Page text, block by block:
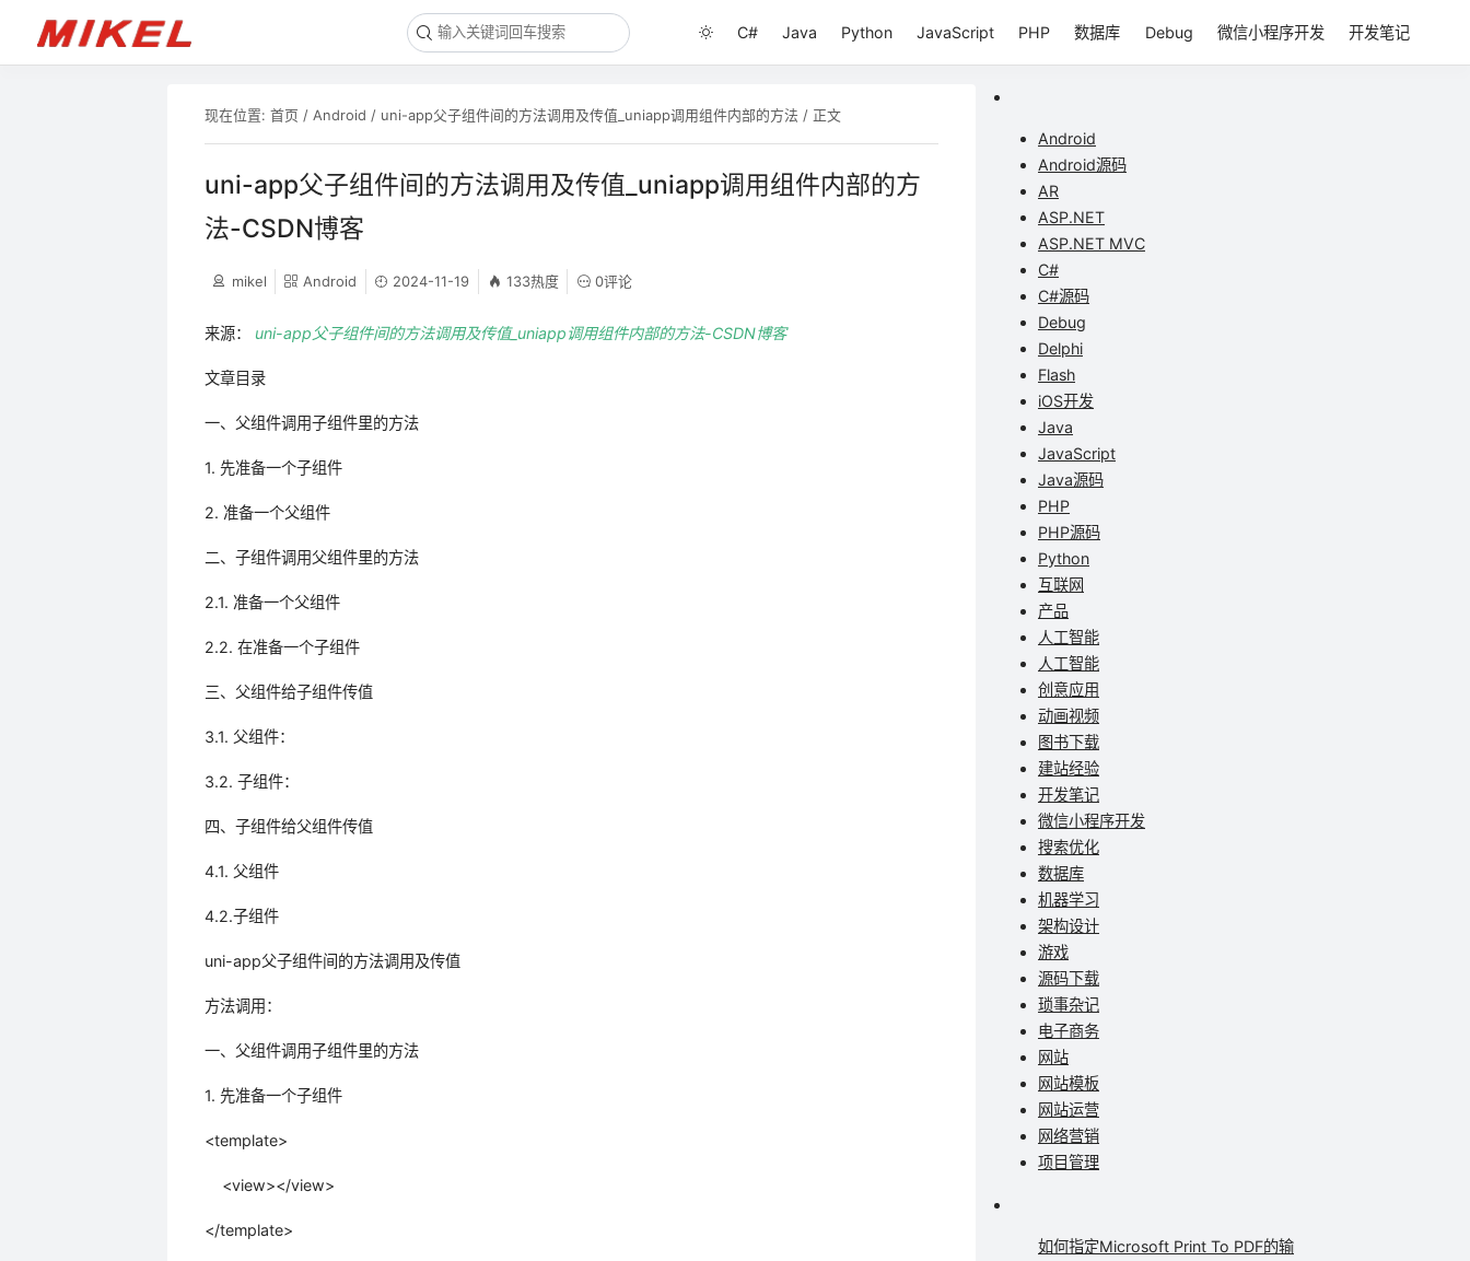
C# Java Python JavaScript PHP 数据库 Debug 微信小程序开发 开发笔记
现在位置: 首页 / Android / uni-app父子组件间的方法调用及传值_uniapp调用组件内部的方法 / 正文
uni-app父子组件间的方法调用及传值_uniapp调用组件内部的方
法-CSDN博客
mikel Android 2024-11-19 133热度 0评论
来源： uni-app父子组件间的方法调用及传值_uniapp调用组件内部的方法-CSDN博客
文章目录
一、父组件调用子组件里的方法
1. 先准备一个子组件
2. 准备一个父组件
二、子组件调用父组件里的方法
2.1. 准备一个父组件
2.2. 在准备一个子组件
三、父组件给子组件传值
3.1. 父组件：
3.2. 子组件：
四、子组件给父组件传值
4.1. 父组件
4.2.子组件
uni-app父子组件间的方法调用及传值
方法调用：
一、父组件调用子组件里的方法
1. 先准备一个子组件
<template>
<view></view>
</template>
Android
Android源码
AR
ASP.NET
ASP.NET MVC
C#
C#源码
Debug
Delphi
Flash
iOS开发
Java
JavaScript
Java源码
PHP
PHP源码
Python
互联网
产品
人工智能
人工智能
创意应用
动画视频
图书下载
建站经验
开发笔记
微信小程序开发
搜索优化
数据库
机器学习
架构设计
游戏
源码下载
琐事杂记
电子商务
网站
网站模板
网站运营
网络营销
项目管理
如何指定Microsoft Print To PDF的输